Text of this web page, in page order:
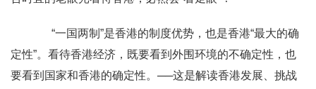
“一国两制”是香港的制度优势，也是香港“最大的确
定性”。看待香港经济，既要看到外围环境的不确定性，也
要看到国家和香港的确定性。──这是解读香港发展、挑战